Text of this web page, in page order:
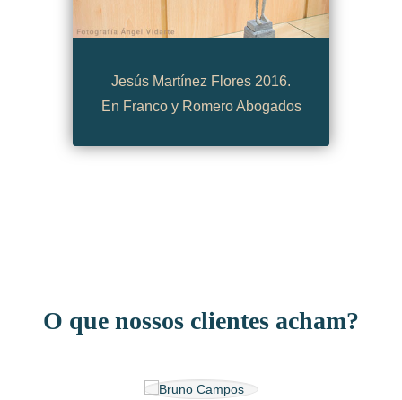
Jesús Martínez Flores 2016.
En Franco y Romero Abogados
O que nossos clientes acham?